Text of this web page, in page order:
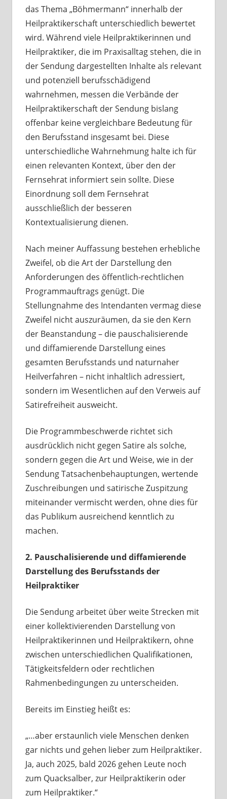
das Thema „Böhmermann“ innerhalb der
Heilpraktikerschaft unterschiedlich bewertet
wird. Während viele Heilpraktikerinnen und
Heilpraktiker, die im Praxisalltag stehen, die in
der Sendung dargestellten Inhalte als relevant
und potenziell berufsschädigend
wahrnehmen, messen die Verbände der
Heilpraktikerschaft der Sendung bislang
offenbar keine vergleichbare Bedeutung für
den Berufsstand insgesamt bei. Diese
unterschiedliche Wahrnehmung halte ich für
einen relevanten Kontext, über den der
Fernsehrat informiert sein sollte. Diese
Einordnung soll dem Fernsehrat
ausschließlich der besseren
Kontextualisierung dienen.
Nach meiner Auffassung bestehen erhebliche
Zweifel, ob die Art der Darstellung den
Anforderungen des öffentlich-rechtlichen
Programmauftrags genügt. Die
Stellungnahme des Intendanten vermag diese
Zweifel nicht auszuräumen, da sie den Kern
der Beanstandung – die pauschalisierende
und diffamierende Darstellung eines
gesamten Berufsstands und naturnaher
Heilverfahren – nicht inhaltlich adressiert,
sondern im Wesentlichen auf den Verweis auf
Satirefreiheit ausweicht.
Die Programmbeschwerde richtet sich
ausdrücklich nicht gegen Satire als solche,
sondern gegen die Art und Weise, wie in der
Sendung Tatsachenbehauptungen, wertende
Zuschreibungen und satirische Zuspitzung
miteinander vermischt werden, ohne dies für
das Publikum ausreichend kenntlich zu
machen.
2. Pauschalisierende und diffamierende
Darstellung des Berufsstands der
Heilpraktiker
Die Sendung arbeitet über weite Strecken mit
einer kollektivierenden Darstellung von
Heilpraktikerinnen und Heilpraktikern, ohne
zwischen unterschiedlichen Qualifikationen,
Tätigkeitsfeldern oder rechtlichen
Rahmenbedingungen zu unterscheiden.
Bereits im Einstieg heißt es:
„…aber erstaunlich viele Menschen denken
gar nichts und gehen lieber zum Heilpraktiker.
Ja, auch 2025, bald 2026 gehen Leute noch
zum Quacksalber, zur Heilpraktikerin oder
zum Heilpraktiker.“